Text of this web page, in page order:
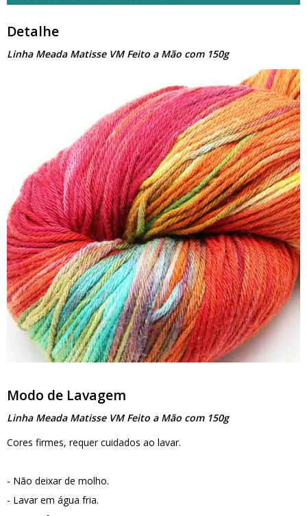
Detalhe
Linha Meada Matisse VM Feito a Mão com 150g
Modo de Lavagem
Linha Meada Matisse VM Feito a Mão com 150g
Cores firmes, requer cuidados ao lavar.
- Não deixar de molho.
- Lavar em água fria.